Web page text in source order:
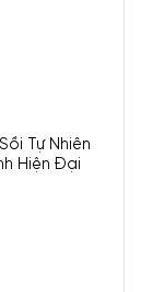
Tự Nhiên
Hiện Đại